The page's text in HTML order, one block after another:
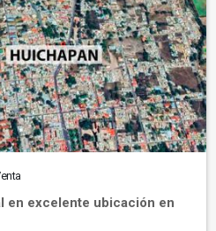
en excelente ubicación en